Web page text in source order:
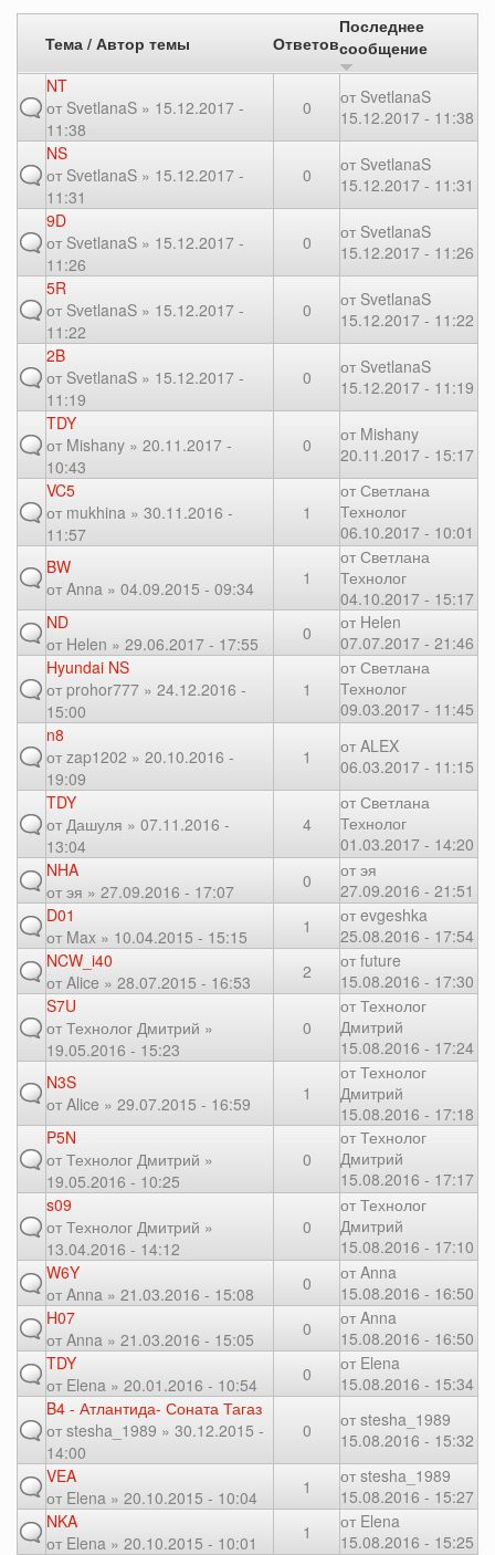
Тема / Автор темы Ответов
Последнее
сообщение
NT
от SvetlanaS » 15.12.2017 -
11:38
0 от SvetlanaS
15.12.2017 - 11:38
NS
от SvetlanaS » 15.12.2017 -
11:31
0 от SvetlanaS
15.12.2017 - 11:31
9D
от SvetlanaS » 15.12.2017 -
11:26
0 от SvetlanaS
15.12.2017 - 11:26
5R
от SvetlanaS » 15.12.2017 -
11:22
0 от SvetlanaS
15.12.2017 - 11:22
2B
от SvetlanaS » 15.12.2017 -
11:19
0 от SvetlanaS
15.12.2017 - 11:19
TDY
от Mishany » 20.11.2017 -
10:43
0 от Mishany
20.11.2017 - 15:17
VC5
от mukhina » 30.11.2016 -
11:57
1
от Светлана
Технолог
06.10.2017 - 10:01
BW
от Anna » 04.09.2015 - 09:34 1
от Светлана
Технолог
04.10.2017 - 15:17
ND
от Helen » 29.06.2017 - 17:55 0 от Helen
07.07.2017 - 21:46
Hyundai NS
от prohor777 » 24.12.2016 -
15:00
1
от Светлана
Технолог
09.03.2017 - 11:45
n8
от zap1202 » 20.10.2016 -
19:09
1 от ALEX
06.03.2017 - 11:15
TDY
от Дашуля » 07.11.2016 -
13:04
4
от Светлана
Технолог
01.03.2017 - 14:20
NHA
от эя » 27.09.2016 - 17:07 0 от эя
27.09.2016 - 21:51
D01
от Max » 10.04.2015 - 15:15 1 от evgeshka
25.08.2016 - 17:54
NCW_i40
от Alice » 28.07.2015 - 16:53 2 от future
15.08.2016 - 17:30
S7U
от Технолог Дмитрий »
19.05.2016 - 15:23
0
от Технолог
Дмитрий
15.08.2016 - 17:24
N3S
от Alice » 29.07.2015 - 16:59 1
от Технолог
Дмитрий
15.08.2016 - 17:18
P5N
от Технолог Дмитрий »
19.05.2016 - 10:25
0
от Технолог
Дмитрий
15.08.2016 - 17:17
s09
от Технолог Дмитрий »
13.04.2016 - 14:12
0
от Технолог
Дмитрий
15.08.2016 - 17:10
W6Y
от Anna » 21.03.2016 - 15:08 0 от Anna
15.08.2016 - 16:50
H07
от Anna » 21.03.2016 - 15:05 0 от Anna
15.08.2016 - 16:50
TDY
от Elena » 20.01.2016 - 10:54 0 от Elena
15.08.2016 - 15:34
B4 - Атлантида- Соната Тагаз
от stesha_1989 » 30.12.2015 -
14:00
0 от stesha_1989
15.08.2016 - 15:32
VEA
от Elena » 20.10.2015 - 10:04 1 от stesha_1989
15.08.2016 - 15:27
NKA
от Elena » 20.10.2015 - 10:01 1 от Elena
15.08.2016 - 15:25